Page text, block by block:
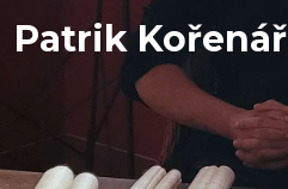
Patrik Kořenář